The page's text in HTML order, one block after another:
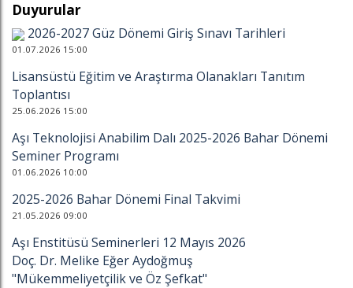
Duyurular
2026-2027 Güz Dönemi Giriş Sınavı Tarihleri
01.07.2026 15:00
Lisansüstü Eğitim ve Araştırma Olanakları Tanıtım
Toplantısı
25.06.2026 15:00
Aşı Teknolojisi Anabilim Dalı 2025-2026 Bahar Dönemi
Seminer Programı
01.06.2026 10:00
2025-2026 Bahar Dönemi Final Takvimi
21.05.2026 09:00
Aşı Enstitüsü Seminerleri 12 Mayıs 2026
Doç. Dr. Melike Eğer Aydoğmuş
"Mükemmeliyetçilik ve Öz Şefkat"